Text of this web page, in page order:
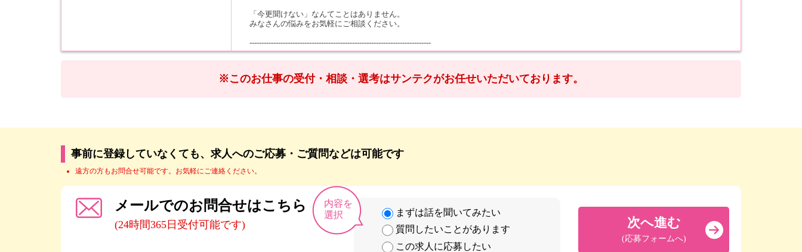
「今更聞けない」なんてことはありません。
みなさんの悩みをお気軽にご相談ください。
----------------------------------------------------------------------------
※このお仕事の受付・相談・選考はサンテクがお任せいただいております。
事前に登録していなくても、求人へのご応募・ご質問などは可能です
遠方の方もお問合せ可能です。お気軽にご連絡ください。
メールでのお問合せはこちら
(24時間365日受付可能です)
内容を
選択
まずは話を聞いてみたい
質問したいことがあります
この求人に応募したい
次へ進む
(応募フォームへ)